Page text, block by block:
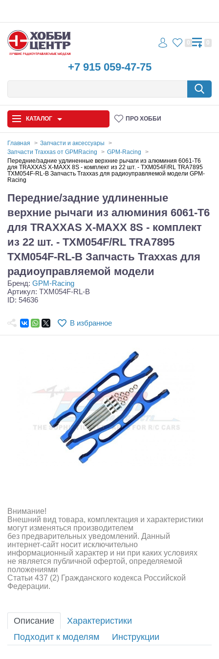
+7 915 059-47-75
0 0
КАТАЛОГ ПРО ХОББИ
Автомодели
Запчасти и аксессуары
Игрушки
Самолеты
Квадрокоптеры
Конструкторы
Аккумуляторы и батарейки
Технические жидкости
Инструмент,измерительные приборы,расходники
Оптовая продажа запчастей для моделей
Главная
Запчасти и аксессуары
Запчасти Traxxas от GPMRacing
GPM-Racing
Передние/задние удлиненные верхние рычаги из алюминия 6061-T6
для TRAXXAS X-MAXX 8S - комплект из 22 шт. - TXM054F/RL TRA7895
TXM054F-RL-B Запчасть Traxxas для радиоуправляемой модели GPM-
Racing
Передние/задние удлиненные
верхние рычаги из алюминия 6061-T6
для TRAXXAS X-MAXX 8S - комплект
из 22 шт. - TXM054F/RL TRA7895
TXM054F-RL-B Запчасть Traxxas для
радиоуправляемой модели
Бренд: GPM-Racing
Артикул: TXM054F-RL-B
ID: 54636
В избранное
Внимание!
Внешний вид товара, комплектация и характеристики
могут изменяться производителем
без предварительных уведомлений. Данный
интернет-сайт носит исключительно
информационный характер и ни при каких условиях
не является публичной офертой, определяемой
положениями
Статьи 437 (2) Гражданского кодекса Российской
Федерации.
Описание
Характеристики
Подходит к моделям
Инструкции